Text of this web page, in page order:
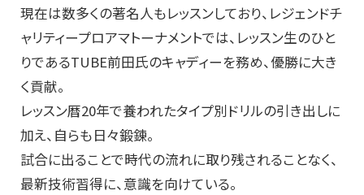
現在は数多くの著名人もレッスンしており、レジェンドチ
ャリティープロアマトーナメントでは、レッスン生のひと
りであるTUBE前田氏のキャディーを務め、優勝に大き
く貢献。
レッスン暦20年で養われたタイプ別ドリルの引き出しに
加え、自らも日々鍛錬。
試合に出ることで時代の流れに取り残されることなく、
最新技術習得に、意識を向けている。